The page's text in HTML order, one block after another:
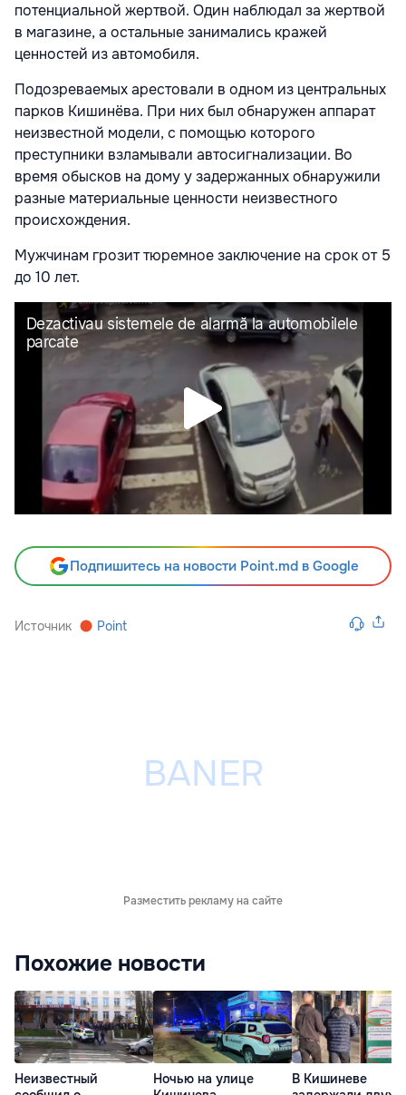
потенциальной жертвой. Один наблюдал за жертвой
в магазине, а остальные занимались кражей
ценностей из автомобиля.
Подозреваемых арестовали в одном из центральных
парков Кишинёва. При них был обнаружен аппарат
неизвестной модели, с помощью которого
преступники взламывали автосигнализации. Во
время обысков на дому у задержанных обнаружили
разные материальные ценности неизвестного
происхождения.
Мужчинам грозит тюремное заключение на срок от 5
до 10 лет.
Подпишитесь на новости Point.md в Google
Источник Point
Разместить рекламу на сайте
Похожие новости
Неизвестный
Ночью на улице
В Кишиневе